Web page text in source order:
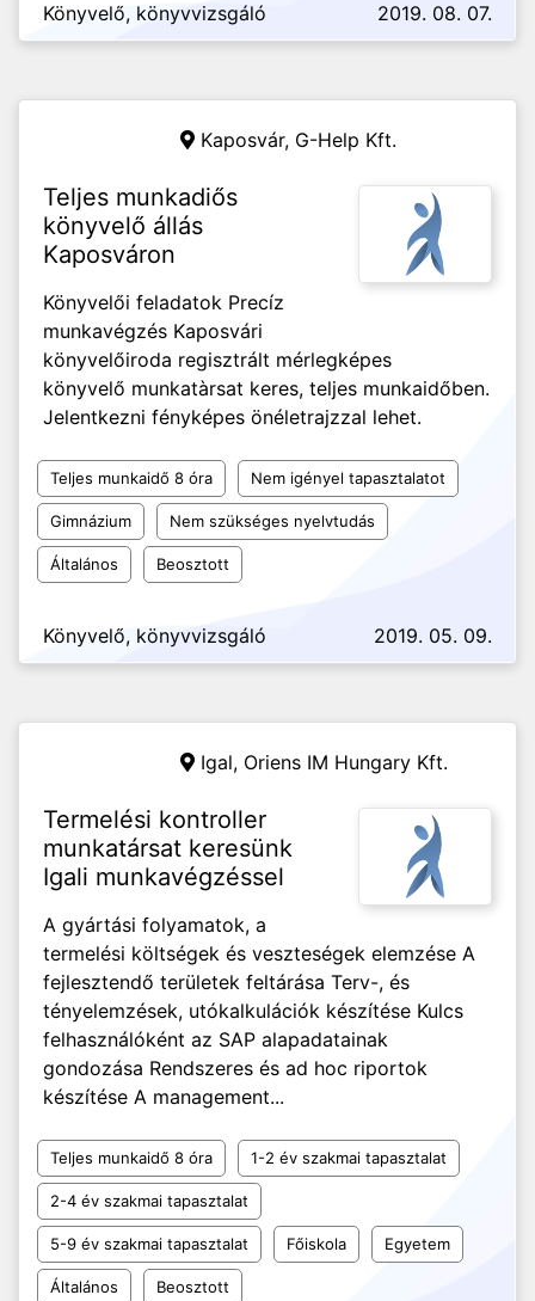
Könyvelő, könyvvizsgáló 2019. 08. 07.
Kaposvár, G-Help Kft.
Teljes munkadiős
könyvelő állás
Kaposváron
Könyvelői feladatok Precíz
munkavégzés Kaposvári
könyvelőiroda regisztrált mérlegképes
könyvelő munkatàrsat keres, teljes munkaidőben.
Jelentkezni fényképes önéletrajzzal lehet.
Teljes munkaidő 8 óra Nem igényel tapasztalatot
Gimnázium Nem szükséges nyelvtudás
Általános Beosztott
Könyvelő, könyvvizsgáló 2019. 05. 09.
Igal, Oriens IM Hungary Kft.
Termelési kontroller
munkatársat keresünk
Igali munkavégzéssel
A gyártási folyamatok, a
termelési költségek és veszteségek elemzése A
fejlesztendő területek feltárása Terv-, és
tényelemzések, utókalkulációk készítése Kulcs
felhasználóként az SAP alapadatainak
gondozása Rendszeres és ad hoc riportok
készítése A management...
Teljes munkaidő 8 óra 1-2 év szakmai tapasztalat
2-4 év szakmai tapasztalat
5-9 év szakmai tapasztalat Főiskola Egyetem
Általános Beosztott